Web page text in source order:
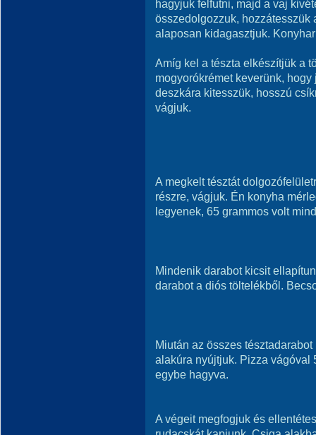
hagyjuk felfutni, majd a vaj
összedolgozzuk, hozzátesszük
alaposan kidagasztjuk.
Amíg kel a tészta elkészítjük a
mogyorókrémet keverünk,
deszkára kitesszük, hosszú
vágjuk.
A megkelt tésztát
részre, vágjuk. Én konyha
legyenek, 65 grammos volt
Mindenik darabot kicsit
darabot a diós töltelékből.
Miután az összes
alakúra nyújtjuk. Pizza vágóval
egybe hagyva.
A végeit megfogjuk és